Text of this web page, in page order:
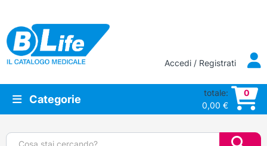
Vai al contenuto principale
Accedi / Registrati
Categorie
totale:
0,00 €
0
Cerca: